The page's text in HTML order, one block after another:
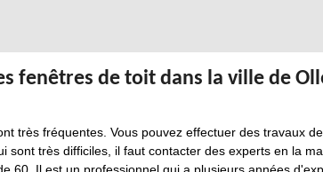
fenêtres de toit dans la ville de
très fréquentes. Vous pouvez effectuer des travaux
très difficiles, il faut contacter des experts en la